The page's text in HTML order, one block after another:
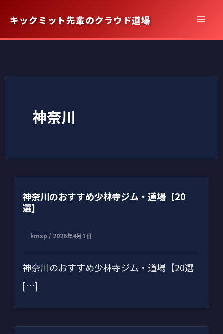
を
キ
キックミット先輩のクラウド道場
神奈川
神奈川のおすすめ少林寺ジム・道場【20
選】
kmsp / 2026年4月1日
神奈川のおすすめ少林寺ジム・道場【20選
[…]